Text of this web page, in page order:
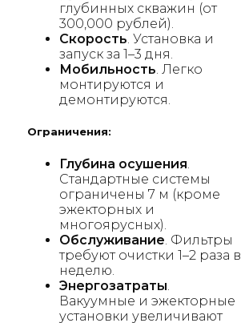
глубинных скважин (от
300,000 рублей).
Скорость. Установка и
запуск за 1–3 дня.
Мобильность. Легко
монтируются и
демонтируются.
Ограничения:
Глубина осушения
Стандартные системы
ограничены 7 м (кроме
эжекторных и
многоярусных).
Обслуживание . Фильтры
требуют очистки 1–2 раза в
неделю.
Энергозатраты
Вакуумные и эжекторные
установки увеличивают